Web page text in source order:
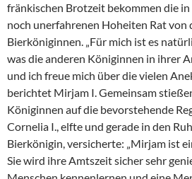
fränkischen Brotzeit bekommen die
noch unerfahrenen Hoheiten Rat von
Bierköniginnen. „Für mich ist es
was die anderen Königinnen in ihrer
und ich freue mich über die vielen
berichtet Mirjam I. Gemeinsam
Königinnen auf die bevorstehende
Cornelia I., elfte und gerade in den
Bierkönigin, versicherte: „Mirjam ist
Sie wird ihre Amtszeit sicher sehr